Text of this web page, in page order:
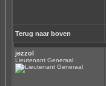
Terug naar boven
jezzol
Lieutenant Generaal